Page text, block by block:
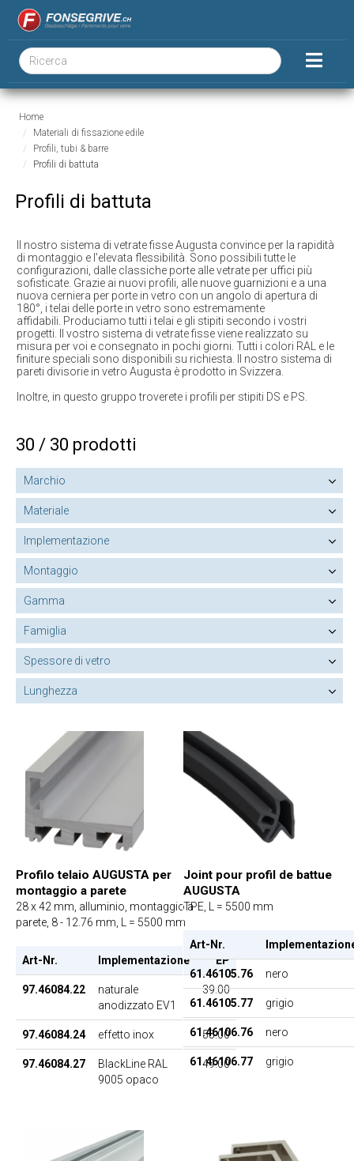
Home
Materiali di fissazione edile
Profili, tubi & barre
Profili di battuta
Profili di battuta
Il nostro sistema di vetrate fisse Augusta convince per la rapidità
di montaggio e l'elevata flessibilità. Sono possibili tutte le
configurazioni, dalle classiche porte alle vetrate per uffici più
sofisticate. Grazie ai nuovi profili, alle nuove guarnizioni e a una
nuova cerniera per porte in vetro con un angolo di apertura di
180°, i telai delle porte in vetro sono estremamente
affidabili. Produciamo tutti i telai e gli stipiti secondo i vostri
progetti. Il vostro sistema di vetrate fisse viene realizzato su
misura per voi e consegnato in pochi giorni. Tutti i colori RAL e le
finiture speciali sono disponibili su richiesta. Il nostro sistema di
pareti divisorie in vetro Augusta è prodotto in Svizzera.
Inoltre, in questo gruppo troverete i profili per stipiti DS e PS.
30 / 30 prodotti
Marchio
Materiale
Implementazione
Montaggio
Gamma
Famiglia
Spessore di vetro
Lunghezza
Profilo telaio AUGUSTA per
montaggio a parete
28 x 42 mm, alluminio, montaggio a
parete, 8 - 12.76 mm, L = 5500 mm
Art-Nr. Implementazione EP
97.46084.22
naturale
anodizzato EV1
39.00
97.46084.24 effetto inox 55.00
97.46084.27
BlackLine RAL
9005 opaco
49.00
Joint pour profil de battue
AUGUSTA
TPE, L = 5500 mm
Art-Nr.
61.46105.76 nero
61.46105.77 grigio
61.46106.76 nero
61.46106.77 grigio